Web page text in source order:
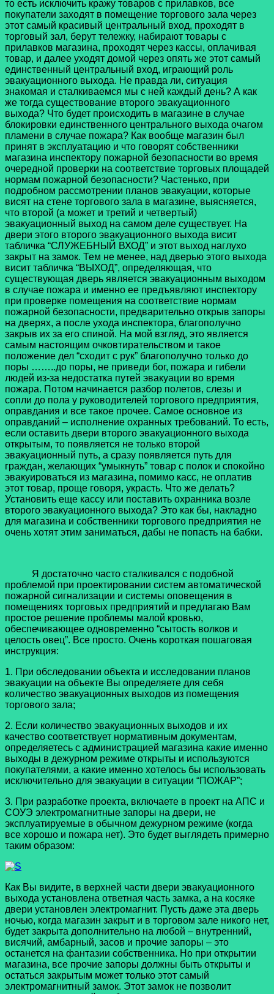
то есть исключить кражу товаров с прилавков, все
покупатели заходят в помещение торгового зала через
этот самый красивый центральный вход, проходят в
торговый зал, берут тележку, набирают товары с
прилавков магазина, проходят через кассы, оплачивая
товар, и далее уходят домой через опять же этот самый
единственный центральный вход, играющий роль
эвакуационного выхода. Не правда ли, ситуация
знакомая и сталкиваемся мы с ней каждый день? А как
же тогда существование второго эвакуационного
выхода? Что будет происходить в магазине в случае
блокировки единственного центрального выхода очагом
пламени в случае пожара? Как вообще магазин был
принят в эксплуатацию и что говорят собственники
магазина инспектору пожарной безопасности во время
очередной проверки на соответствие торговых площадей
нормам пожарной безопасности? Частенько, при
подробном рассмотрении планов эвакуации, которые
висят на стене торгового зала в магазине, выясняется,
что второй (а может и третий и четвертый)
эвакуационный выход на самом деле существует. На
двери этого второго эвакуационного выхода висит
табличка “СЛУЖЕБНЫЙ ВХОД” и этот выход наглухо
закрыт на замок. Тем не менее, над дверью этого выхода
висит табличка “ВЫХОД”, определяющая, что
существующая дверь является эвакуационным выходом
в случае пожара и именно ее предъявляют инспектору
при проверке помещения на соответствие нормам
пожарной безопасности, предварительно открыв запоры
на дверях, а после ухода инспектора, благополучно
закрыв их за его спиной. На мой взгляд, это является
самым настоящим очковтирательством и такое
положение дел “сходит с рук” благополучно только до
поры ……..до поры, не приведи бог, пожара и гибели
людей из-за недостатка путей эвакуации во время
пожара. Потом начинается разбор полетов, слезы и
сопли до пола у руководителей торгового предприятия,
оправдания и все такое прочее. Самое основное из
оправданий – исполнение охранных требований. То есть,
если оставить двери второго эвакуационного выхода
открытым, то появляется не только второй
эвакуационный путь, а сразу появляется путь для
граждан, желающих “умыкнуть” товар с полок и спокойно
эвакуироваться из магазина, помимо касс, не оплатив
этот товар, проще говоря, украсть. Что же делать?
Установить еще кассу или поставить охранника возле
второго эвакуационного выхода? Это как бы, накладно
для магазина и собственники торгового предприятия не
очень хотят этим заниматься, дабы не попасть на бабки.
Я достаточно часто сталкивался с подобной
проблемой при проектировании систем автоматической
пожарной сигнализации и системы оповещения в
помещениях торговых предприятий и предлагаю Вам
простое решение проблемы малой кровью,
обеспечивающее одновременно “сытость волков и
целость овец”. Все просто. Очень короткая пошаговая
инструкция:
1. При обследовании объекта и исследовании планов
эвакуации на объекте Вы определяете для себя
количество эвакуационных выходов из помещения
торгового зала;
2. Если количество эвакуационных выходов и их
качество соответствует нормативным документам,
определяетесь с администрацией магазина какие именно
выходы в дежурном режиме открыты и используются
покупателями, а какие именно хотелось бы использовать
исключительно для эвакуации в ситуации “ПОЖАР”;
3. При разработке проекта, включаете в проект на АПС и
СОУЭ электромагнитные запоры на двери, не
эксплуатируемые в обычном дежурном режиме (когда
все хорошо и пожара нет). Это будет выглядеть примерно
таким образом:
Как Вы видите, в верхней части двери эвакуационного
выхода установлена ответная часть замка, а на косяке
двери установлен электромагнит. Пусть даже эта дверь
ночью, когда магазин закрыт и в торговом зале никого нет,
будет закрыта дополнительно на любой – внутренний,
висячий, амбарный, засов и прочие запоры – это
останется на фантазии собственника. Но при открытии
магазина, все прочие запоры должны быть открыты и
остаться закрытым может только этот самый
электромагнитный замок. Этот замок не позволит